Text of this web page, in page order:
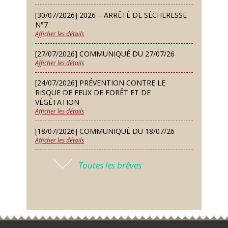
Conseil municipal du 14 septembre
2026
Jeudi 24 Sep
Permanence des Architectes des
Bâtiments de France
Samedi 26 Sep
Concours de palets
Vendredi 09 Oct
Soirée des nouveaux habitants
Lundi 12 Oct
Conseil municipal du 12 octobre
2026
Lundi 16 Nov
[30/07/2026] 2026 – ARRÊTÉ DE SÉCHERESSE
N°7
Afficher les détails
[27/07/2026] COMMUNIQUÉ DU 27/07/26
Afficher les détails
[24/07/2026] PRÉVENTION CONTRE LE
RISQUE DE FEUX DE FORÊT ET DE
VÉGÉTATION
Afficher les détails
[18/07/2026] COMMUNIQUÉ DU 18/07/26
Afficher les détails
[17/07/2026] 2026 – ARRÊTÉ DE SÉCHERESSE
Toutes les brêves